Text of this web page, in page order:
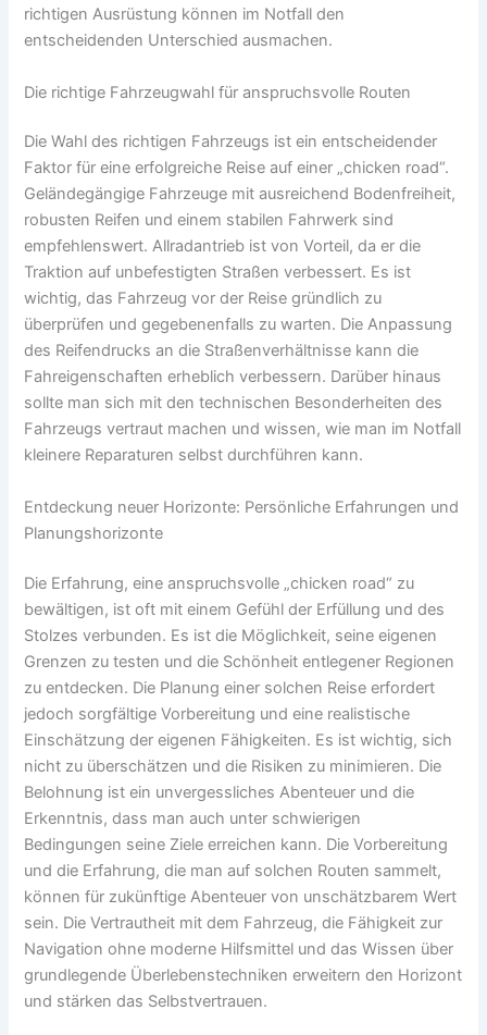
richtigen Ausrüstung können im Notfall den
entscheidenden Unterschied ausmachen.
Die richtige Fahrzeugwahl für anspruchsvolle Routen
Die Wahl des richtigen Fahrzeugs ist ein entscheidender
Faktor für eine erfolgreiche Reise auf einer „chicken road“.
Geländegängige Fahrzeuge mit ausreichend Bodenfreiheit,
robusten Reifen und einem stabilen Fahrwerk sind
empfehlenswert. Allradantrieb ist von Vorteil, da er die
Traktion auf unbefestigten Straßen verbessert. Es ist
wichtig, das Fahrzeug vor der Reise gründlich zu
überprüfen und gegebenenfalls zu warten. Die Anpassung
des Reifendrucks an die Straßenverhältnisse kann die
Fahreigenschaften erheblich verbessern. Darüber hinaus
sollte man sich mit den technischen Besonderheiten des
Fahrzeugs vertraut machen und wissen, wie man im Notfall
kleinere Reparaturen selbst durchführen kann.
Entdeckung neuer Horizonte: Persönliche Erfahrungen und
Planungshorizonte
Die Erfahrung, eine anspruchsvolle „chicken road“ zu
bewältigen, ist oft mit einem Gefühl der Erfüllung und des
Stolzes verbunden. Es ist die Möglichkeit, seine eigenen
Grenzen zu testen und die Schönheit entlegener Regionen
zu entdecken. Die Planung einer solchen Reise erfordert
jedoch sorgfältige Vorbereitung und eine realistische
Einschätzung der eigenen Fähigkeiten. Es ist wichtig, sich
nicht zu überschätzen und die Risiken zu minimieren. Die
Belohnung ist ein unvergessliches Abenteuer und die
Erkenntnis, dass man auch unter schwierigen
Bedingungen seine Ziele erreichen kann. Die Vorbereitung
und die Erfahrung, die man auf solchen Routen sammelt,
können für zukünftige Abenteuer von unschätzbarem Wert
sein. Die Vertrautheit mit dem Fahrzeug, die Fähigkeit zur
Navigation ohne moderne Hilfsmittel und das Wissen über
grundlegende Überlebenstechniken erweitern den Horizont
und stärken das Selbstvertrauen.